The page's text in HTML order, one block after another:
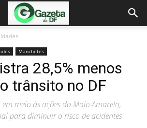
Manchetes
28,5% menos
trânsito no DF
meio às ações do Maio Amarelo,
para diminuir o risco de acidentes